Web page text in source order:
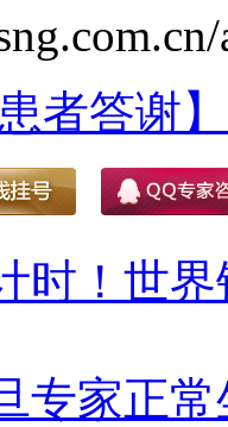
患者答谢
时！世
专家正